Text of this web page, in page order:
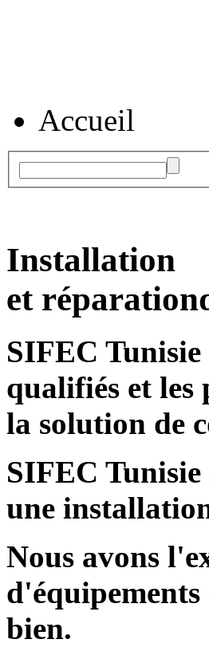
Accueil
Installation
et réparation
SIFEC Tunisie
qualifiés et les
la solution de
SIFEC Tunisie
une
Nous avons
d'équipements
bien.